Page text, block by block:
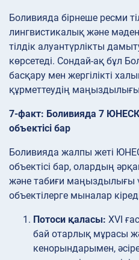
Боливияда бірнеше ресми
лингвистикалық және
тілдік алуантүрлікты
көрсетеді. Сондай-ақ бұл
басқару мен жергілікті
құрметтеудің
7-факт: Боливияда 7
объектісі бар
Боливияда жалпы жеті
объектісі бар, олардың
және табиғи маңыздылығы
объектілерге мыналар
Потоси қаласы: XVI
бай отарлық мұрасы
кенорындарымен,